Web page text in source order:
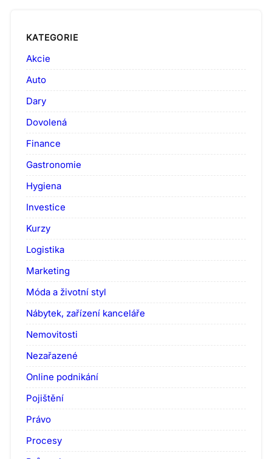
KATEGORIE
Akcie
Auto
Dary
Dovolená
Finance
Gastronomie
Hygiena
Investice
Kurzy
Logistika
Marketing
Móda a životní styl
Nábytek, zařízení kanceláře
Nemovitosti
Nezařazené
Online podnikání
Pojištění
Právo
Procesy